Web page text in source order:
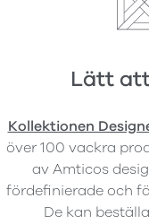
Lätt
Kollektionen
över 100 vackra
av Amticos
fördefinierade och
De kan